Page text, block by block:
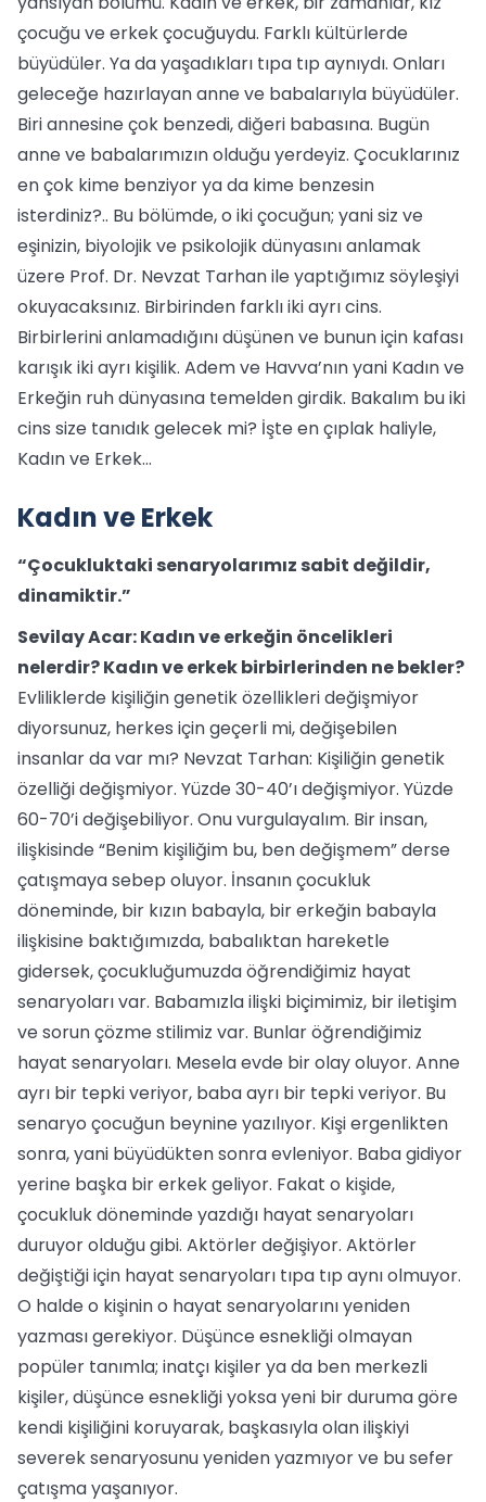
çocuğu ve erkek çocuğuydu. Farklı kültürlerde
büyüdüler. Ya da yaşadıkları tıpa tıp aynıydı. Onları
geleceğe hazırlayan anne ve babalarıyla büyüdüler.
Biri annesine çok benzedi, diğeri babasına. Bugün
anne ve babalarımızın olduğu yerdeyiz. Çocuklarınız
en çok kime benziyor ya da kime benzesin
isterdiniz?.. Bu bölümde, o iki çocuğun; yani siz ve
eşinizin, biyolojik ve psikolojik dünyasını anlamak
üzere Prof. Dr. Nevzat Tarhan ile yaptığımız söyleşiyi
okuyacaksınız. Birbirinden farklı iki ayrı cins.
Birbirlerini anlamadığını düşünen ve bunun için kafası
karışık iki ayrı kişilik. Adem ve Havva’nın yani Kadın ve
Erkeğin ruh dünyasına temelden girdik. Bakalım bu iki
cins size tanıdık gelecek mi? İşte en çıplak haliyle,
Kadın ve Erkek...
Kadın ve Erkek
“Çocukluktaki senaryolarımız sabit değildir,
dinamiktir.”
Sevilay Acar: Kadın ve erkeğin öncelikleri
nelerdir? Kadın ve erkek birbirlerinden ne bekler?
Evliliklerde kişiliğin genetik özellikleri değişmiyor
diyorsunuz, herkes için geçerli mi, değişebilen
insanlar da var mı? Nevzat Tarhan: Kişiliğin genetik
özelliği değişmiyor. Yüzde 30-40’ı değişmiyor. Yüzde
60-70’i değişebiliyor. Onu vurgulayalım. Bir insan,
ilişkisinde “Benim kişiliğim bu, ben değişmem” derse
çatışmaya sebep oluyor. İnsanın çocukluk
döneminde, bir kızın babayla, bir erkeğin babayla
ilişkisine baktığımızda, babalıktan hareketle
gidersek, çocukluğumuzda öğrendiğimiz hayat
senaryoları var. Babamızla ilişki biçimimiz, bir iletişim
ve sorun çözme stilimiz var. Bunlar öğrendiğimiz
hayat senaryoları. Mesela evde bir olay oluyor. Anne
ayrı bir tepki veriyor, baba ayrı bir tepki veriyor. Bu
senaryo çocuğun beynine yazılıyor. Kişi ergenlikten
sonra, yani büyüdükten sonra evleniyor. Baba gidiyor
yerine başka bir erkek geliyor. Fakat o kişide,
çocukluk döneminde yazdığı hayat senaryoları
duruyor olduğu gibi. Aktörler değişiyor. Aktörler
değiştiği için hayat senaryoları tıpa tıp aynı olmuyor.
O halde o kişinin o hayat senaryolarını yeniden
yazması gerekiyor. Düşünce esnekliği olmayan
popüler tanımla; inatçı kişiler ya da ben merkezli
kişiler, düşünce esnekliği yoksa yeni bir duruma göre
kendi kişiliğini koruyarak, başkasıyla olan ilişkiyi
severek senaryosunu yeniden yazmıyor ve bu sefer
çatışma yaşanıyor.